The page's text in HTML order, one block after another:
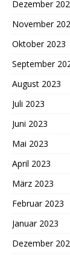
Dezember
November
Oktober 2023
September
August 2023
Juli 2023
Juni 2023
Mai 2023
April 2023
März 2023
Februar 2023
Januar 2023
Dezember